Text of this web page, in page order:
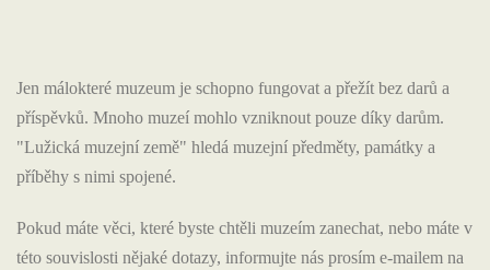
Jen málokteré muzeum je schopno fungovat a přežít bez darů a
příspěvků. Mnoho muzeí mohlo vzniknout pouze díky darům.
"Lužická muzejní země" hledá muzejní předměty, památky a
příběhy s nimi spojené.
Pokud máte věci, které byste chtěli muzeím zanechat, nebo máte v
této souvislosti nějaké dotazy, informujte nás prosím e-mailem na